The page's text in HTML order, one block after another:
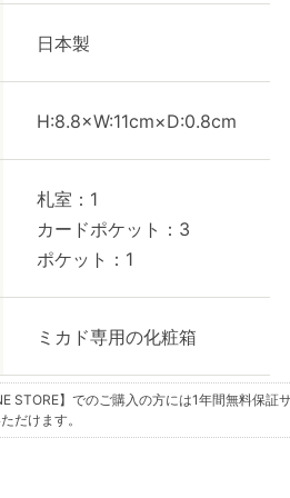
日本製
H:8.8×W:11cm×D:0.8cm
札室：1
カードポケット：3
ポケット：1
ミカド専用の化粧箱
STORE】でのご購入の方には1年間無料保証
だけます。